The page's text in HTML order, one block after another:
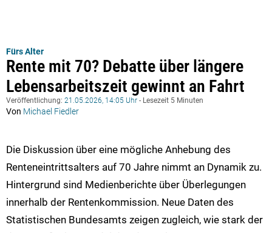
Fürs Alter
Rente mit 70? Debatte über längere
Lebensarbeitszeit gewinnt an Fahrt
Veröffentlichung: 21.05.2026, 14:05 Uhr - Lesezeit 5 Minuten
Von Michael Fiedler
Die Diskussion über eine mögliche Anhebung des
Renteneintrittsalters auf 70 Jahre nimmt an Dynamik zu.
Hintergrund sind Medienberichte über Überlegungen
innerhalb der Rentenkommission. Neue Daten des
Statistischen Bundesamts zeigen zugleich, wie stark der